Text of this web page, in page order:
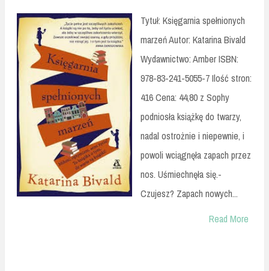
Tytuł: Księgarnia spełnionych
marzeń Autor: Katarina Bivald
Wydawnictwo: Amber ISBN:
978-83-241-5055-7 Ilość stron:
416 Cena: 44,80 z Sophy
podniosła książkę do twarzy,
nadal ostrożnie i niepewnie, i
powoli wciągnęła zapach przez
nos. Uśmiechnęła się.-
Czujesz? Zapach nowych...
Read More